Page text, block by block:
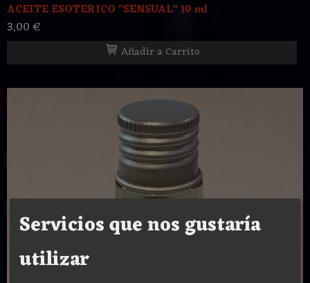
ACEITE ESOTERICO "SENSUAL" 10 ml
3,00 €
Añadir a Carrito
Servicios que nos gustaría
utilizar